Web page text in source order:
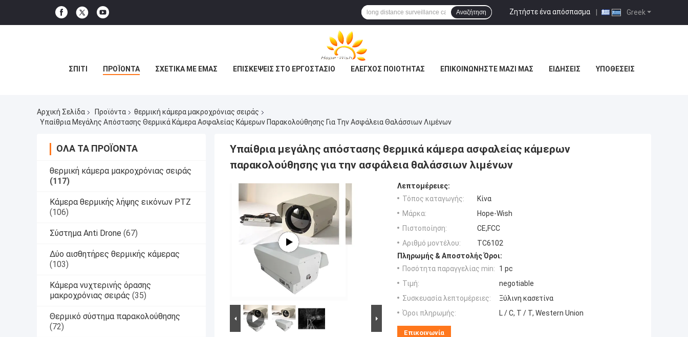
Greek
Ζητήστε ένα απόσπασμα |
Αναζήτηση
ΣΠΊΤΙ ΠΡΟΪΌΝΤΑ ΣΧΕΤΙΚΆ ΜΕ ΕΜΆΣ ΕΠΙΣΚΈΨΕΙΣ ΣΤΟ ΕΡΓΟΣΤΆΣΙΟ ΈΛΕΓΧΟΣ ΠΟΙΌΤΗΤΑΣ ΕΠΙΚΟΙΝΩΝΉΣΤΕ ΜΑΖΊ ΜΑΣ ΕΙΔΉΣΕΙΣ ΥΠΟΘΈΣΕΙΣ
Αρχική Σελίδα Προϊόντα
θερμική κάμερα μακροχρόνιας σειράς
Υπαίθρια Μεγάλης Απόστασης Θερμικά Κάμερα Ασφαλείας Κάμερων Παρακολούθησης Για Την Ασφάλεια Θαλάσσιων Λιμένων
ΌΛΑ ΤΑ ΠΡΟΪΌΝΤΑ
θερμική κάμερα μακροχρόνιας σειράς
(117)
Κάμερα θερμικής λήψης εικόνων PTZ
(106)
Σύστημα Anti Drone (67)
Δύο αισθητήρες θερμικής κάμερας
(103)
Κάμερα νυχτερινής όρασης
μακροχρόνιας σειράς (35)
Θερμικό σύστημα παρακολούθησης
(72)
Υπαίθρια μεγάλης απόστασης θερμικά κάμερα ασφαλείας κάμερων
παρακολούθησης για την ασφάλεια θαλάσσιων λιμένων
Λεπτομέρειες:
Τόπος καταγωγής:
Κίνα
Μάρκα:
Hope-Wish
Πιστοποίηση:
CE,FCC
Αριθμό μοντέλου:
TC6102
Πληρωμής & Αποστολής Όροι:
Ποσότητα παραγγελίας min:
1 pc
Τιμή:
negotiable
Συσκευασία λεπτομέρειες:
Ξύλινη κασετίνα
Όροι πληρωμής:
L / C, T / T, Western Union
Επικοινωνία